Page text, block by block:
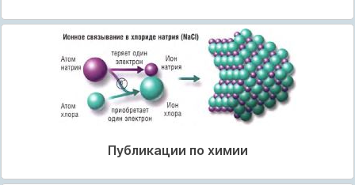
Публикации по химии